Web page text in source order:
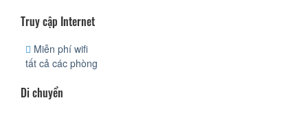
Truy cập Internet
Miễn phí wifi
tất cả các phòng
Di chuyển